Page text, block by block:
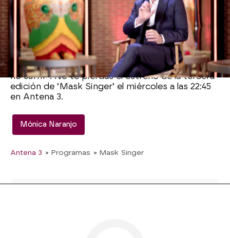
Mónica Naranjo nos descubre sus máscaras
favoritas de la tercera edición, para ella destacan
Gorila
por su buen rollo o Sirena.
A la hora de ser una máscara, la cantante asegura
que le gustaría ser una piedra, “para no sentir y
no sufrir”. No te pierdas el estreno de la tercera
edición de ‘Mask Singer’ el miércoles a las 22:45
en Antena 3.
Mónica Naranjo
Antena 3 » Programas » Mask Singer